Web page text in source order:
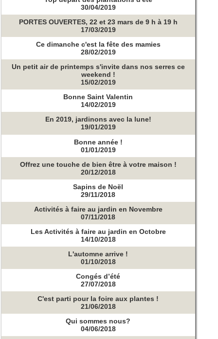
30/04/2019
PORTES OUVERTES, 22 et 23 mars de 9 h à 19 h
17/03/2019
Ce dimanche c'est la fête des mamies
28/02/2019
Un petit air de printemps s'invite dans nos serres ce
weekend !
15/02/2019
Bonne Saint Valentin
14/02/2019
En 2019, jardinons avec la lune!
19/01/2019
Bonne année !
01/01/2019
Offrez une touche de bien être à votre maison !
20/12/2018
Sapins de Noël
29/11/2018
Activités à faire au jardin en Novembre
07/11/2018
Les Activités à faire au jardin en Octobre
14/10/2018
L'automne arrive !
01/10/2018
Congés d’été
27/07/2018
C'est parti pour la foire aux plantes !
21/06/2018
Qui sommes nous?
04/06/2018